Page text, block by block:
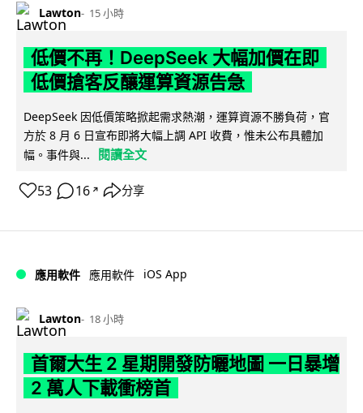
Lawton 15 小時
低價不再！DeepSeek 大幅加價在即
低價搶客反釀運算資源告急
DeepSeek 因低價策略掀起需求熱潮，運算資源不勝負荷，官
方於 8 月 6 日宣布即將大幅上調 API 收費，惟未公布具體加
幅。事件與...
閱讀全文
53 16 ↗ 分享
應用軟件 應用軟件 iOS App
Lawton 18 小時
首爾大生 2 星期開發防曬地圖 一日暴增
2 萬人下載衝榜首